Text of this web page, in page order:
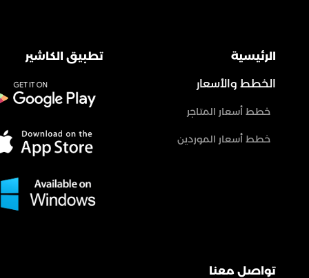
الرئيسية
الخطط والأسعار
خطط أسعار المتاجر
خطط أسعار الموردين
تطبيق الكاشير
تواصل معنا